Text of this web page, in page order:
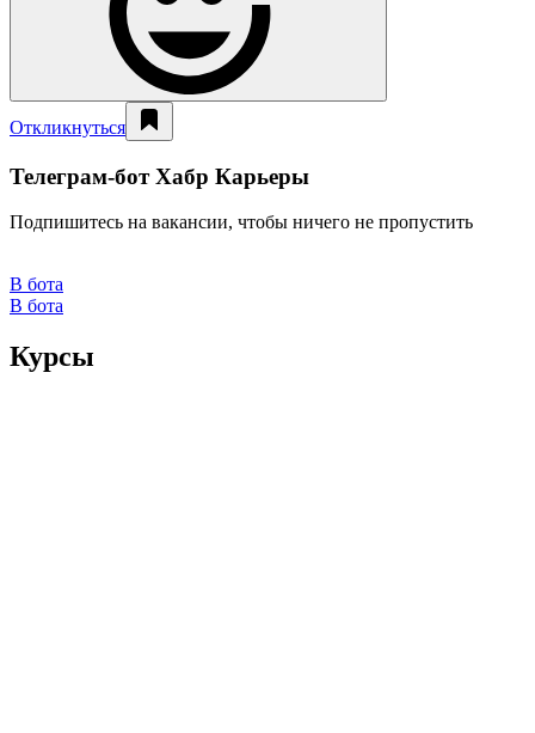
Откликнуться
Телеграм-бот Хабр Карьеры
Подпишитесь на вакансии, чтобы ничего не пропустить
В бота
В бота
Курсы